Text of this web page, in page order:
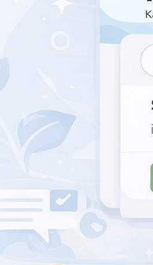
dikembangkan dan
Provinsi Daerah Istimewa